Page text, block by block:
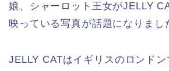
娘、シャーロット王女がJELLY
映っている写真が話題になりまし
JELLY CATはイギリスのロンド